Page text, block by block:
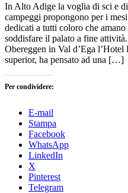
In Alto Adige la voglia di sci e
campeggi propongono per i
dedicati a tutti coloro che
soddisfare il palato a fine
Obereggen in Val d’Ega
superior, ha pensato ad una […]
Per condividere:
E-mail
Stampa
Facebook
WhatsApp
LinkedIn
X
Pinterest
Telegram